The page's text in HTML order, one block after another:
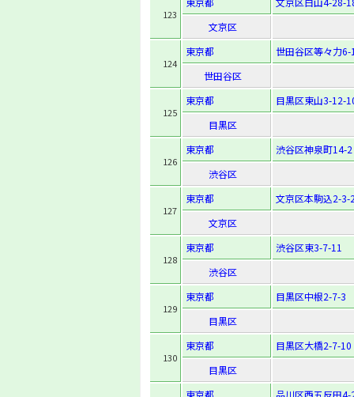
123
文京区
124
東京都
世田谷区等々力
世田谷区
125
東京都
目黒区東山3-12-
目黒区
126
東京都
渋谷区神泉町14-2
渋谷区
127
東京都
文京区本駒込2-3-
文京区
128
東京都
渋谷区東3-7-11
渋谷区
129
東京都
目黒区中根2-7-3
目黒区
130
東京都
目黒区大橋2-7-10
目黒区
東京都
品川区西五反田4-